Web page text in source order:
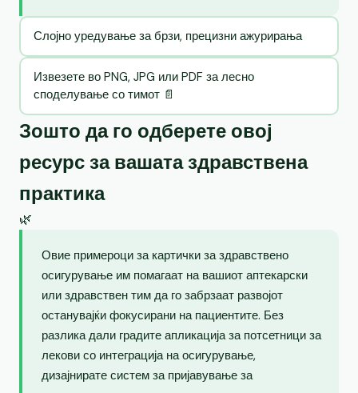
Слојно уредување за брзи, прецизни ажурирања
Извезете во PNG, JPG или PDF за лесно
споделување со тимот 📄
Зошто да го одберете овој
ресурс за вашата здравствена
практика
🌿
Овие примероци за картички за здравствено
осигурување им помагаат на вашиот аптекарски
или здравствен тим да го забрзаат развојот
останувајќи фокусирани на пациентите. Без
разлика дали градите апликација за потсетници за
лекови со интеграција на осигурување,
дизајнирате систем за пријавување за